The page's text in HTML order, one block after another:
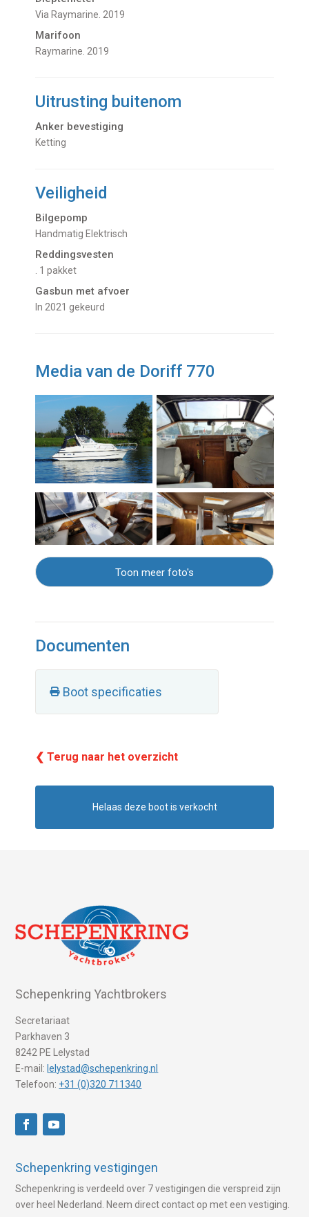
Via Raymarine. 2019
Marifoon
Raymarine. 2019
Uitrusting buitenom
Anker bevestiging
Ketting
Veiligheid
Bilgepomp
Handmatig Elektrisch
Reddingsvesten
. 1 pakket
Gasbun met afvoer
in 2021 gekeurd
Media van de Doriff 770
Toon meer foto's
Documenten
Boot specificaties
❮ Terug naar het overzicht
Helaas deze boot is verkocht
Schepenkring Yachtbrokers
Secretariaat
Parkhaven 3
8242 PE Lelystad
E-mail: lelystad@schepenkring.nl
Telefoon: +31 (0)320 711340
Schepenkring vestigingen
Schepenkring is verdeeld over 7 vestigingen die verspreid zijn
over heel Nederland. Neem direct contact op met een vestiging.